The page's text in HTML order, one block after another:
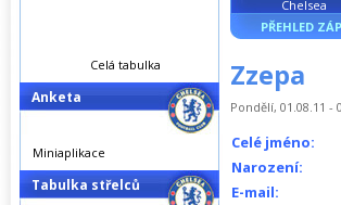
Chelsea
PŘEHLED
Zzepa
Pondělí, 01.08.11 -
Celé jméno:
Narození:
E-mail:
Celá tabulka
Anketa
Miniaplikace
Tabulka střelců